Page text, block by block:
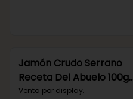
Jamón Crudo Serrano
Receta Del Abuelo 100g
(Sku 256)
Venta por display.